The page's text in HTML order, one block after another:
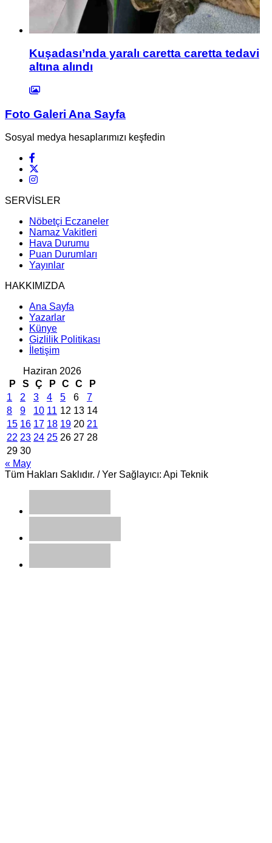
Kuşadası’nda yaralı caretta caretta tedavi
altına alındı
Foto Galeri Ana Sayfa
Sosyal medya hesaplarımızı keşfedin
SERVİSLER
Nöbetçi Eczaneler
Namaz Vakitleri
Hava Durumu
Puan Durumları
Yayınlar
HAKKIMIZDA
Ana Sayfa
Yazarlar
Künye
Gizlilik Politikası
İletişim
Haziran 2026
P
S Ç P C C
P
1
2 3 4 5 6
7
8
9 10 11 12 13 14
15 16 17 18 19 20 21
22 23 24 25 26 27 28
29 30
« May
Tüm Hakları Saklıdır. / Yer Sağlayıcı: Api Teknik